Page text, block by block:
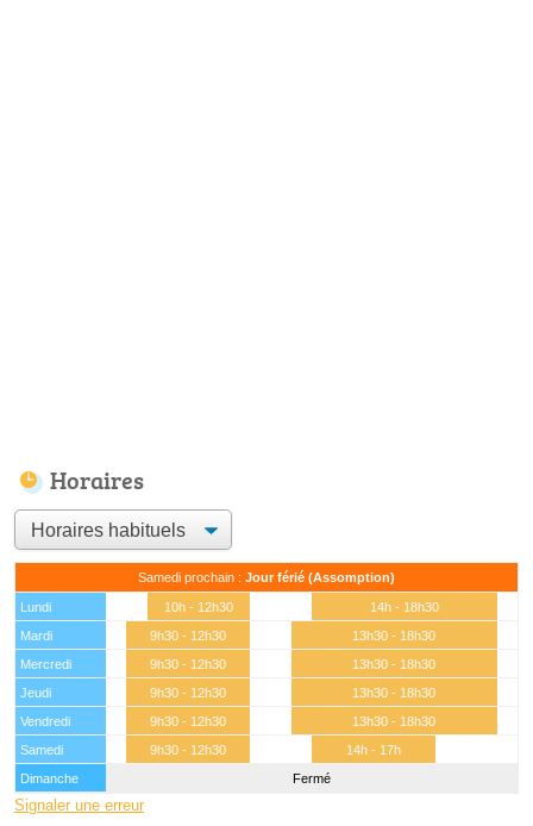
Horaires
Samedi prochain : Jour férié (Assomption)
Lundi 10h - 12h30
14h - 18h30
Mardi
9h30 - 12h30
13h30 - 18h30
Mercredi
9h30 - 12h30
13h30 - 18h30
Jeudi
9h30 - 12h30
13h30 - 18h30
Vendredi
9h30 - 12h30
13h30 - 18h30
Samedi
9h30 - 12h30
14h - 17h
Dimanche
Fermé
Signaler une erreur